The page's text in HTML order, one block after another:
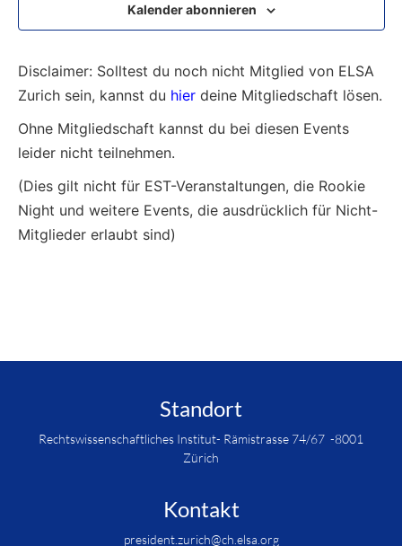
Kalender abonnieren
Disclaimer: Solltest du noch nicht Mitglied von ELSA
Zurich sein, kannst du hierdeine Mitgliedschaft lösen.
Ohne Mitgliedschaft kannst du bei diesen Events
leider nicht teilnehmen.
(Dies gilt nicht für EST-Veranstaltungen, die Rookie
Night und weitere Events, die ausdrücklich für Nicht-
Mitglieder erlaubt sind)
Standort
Rechtswissenschaftliches Institut- Rämistrasse 74/67 -8001
Zürich
Kontakt
president.zurich@ch.elsa.org